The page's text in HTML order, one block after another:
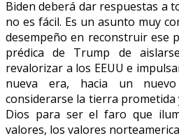
Biden deberá dar respuestas a
no es fácil. Es un asunto muy
desempeño en reconstruir ese
prédica de Trump de
revalorizar a los EEUU e
nueva era, hacia un
considerarse la tierra
Dios para ser el faro que
valores, los valores